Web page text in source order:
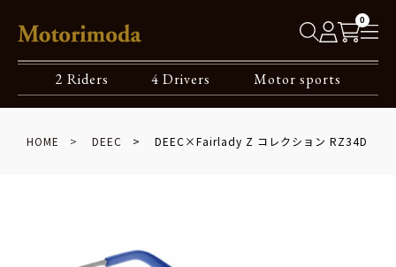
0
2 Riders 4 Drivers Motor sports
HOME DEEC DEEC×Fairlady Z コレクション RZ34D